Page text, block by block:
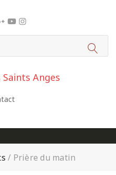
/ Prière du matin